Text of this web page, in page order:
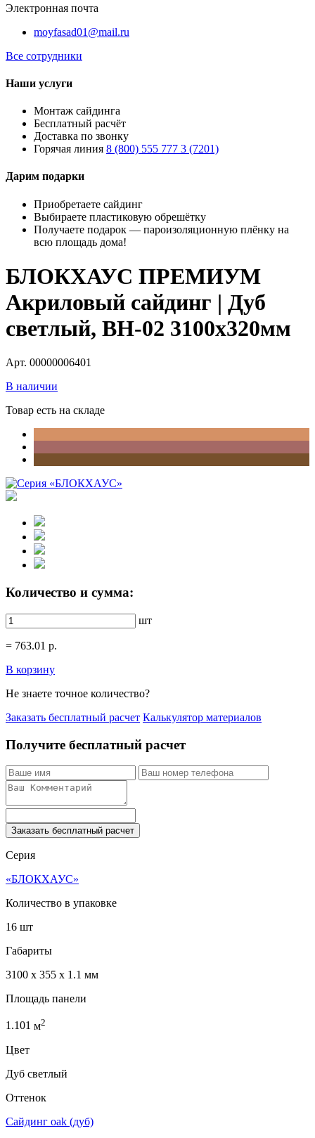
Электронная почта
moyfasad01@mail.ru
Все сотрудники
Наши услуги
Монтаж сайдинга
Бесплатный расчёт
Доставка по звонку
Горячая линия 8 (800) 555 777 3 (7201)
Дарим подарки
Приобретаете сайдинг
Выбираете пластиковую обрешётку
Получаете подарок — пароизоляционную плёнку на
всю площадь дома!
БЛОКХАУС ПРЕМИУМ
Акриловый сайдинг | Дуб
светлый, ВН-02 3100х320мм
Арт. 00000006401
В наличии
Товар есть на складе
Количество и сумма:
шт
= 763.01 р.
В корзину
Не знаете точное количество?
Заказать бесплатный расчет Калькулятор материалов
Получите бесплатный расчет
Заказать бесплатный расчет
Серия
«БЛОКХАУС»
Количество в упаковке
16 шт
Габариты
3100 x 355 x 1.1 мм
Площадь панели
1.101 м2
Цвет
Дуб светлый
Оттенок
Сайдинг oak (дуб)